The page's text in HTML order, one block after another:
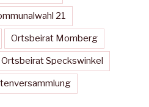
21
Ortsbeirat Momberg
Ortsbeirat Speckswinkel